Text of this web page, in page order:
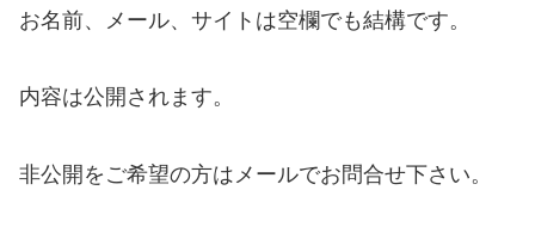
お名前、メール、サイトは空欄でも結構です。
内容は公開されます。
非公開をご希望の方はメールでお問合せ下さい。